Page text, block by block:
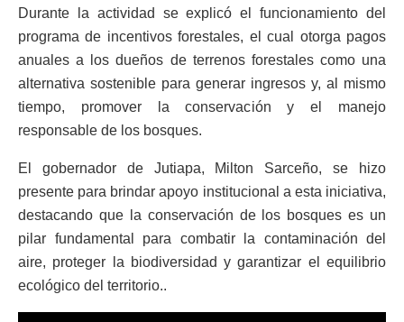
Durante la actividad se explicó el funcionamiento del
programa de incentivos forestales, el cual otorga pagos
anuales a los dueños de terrenos forestales como una
alternativa sostenible para generar ingresos y, al mismo
tiempo, promover la conservación y el manejo
responsable de los bosques.
El gobernador de Jutiapa, Milton Sarceño, se hizo
presente para brindar apoyo institucional a esta iniciativa,
destacando que la conservación de los bosques es un
pilar fundamental para combatir la contaminación del
aire, proteger la biodiversidad y garantizar el equilibrio
ecológico del territorio..